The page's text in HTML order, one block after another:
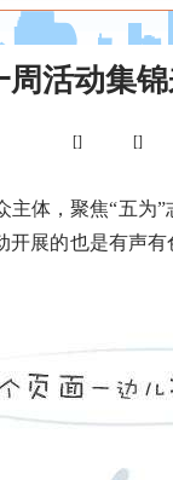
周活动集
[] []
，聚焦“五为”
展的也是有声